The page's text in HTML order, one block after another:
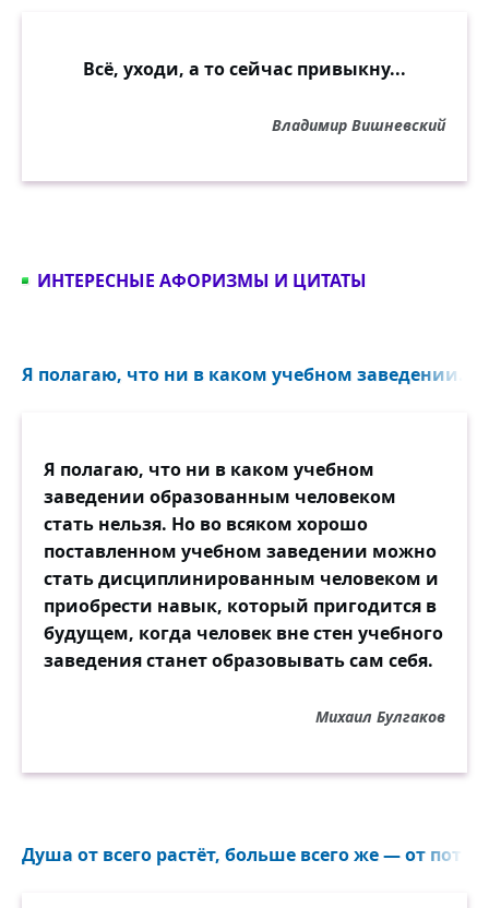
Всё, уходи, а то сейчас привыкну...
Владимир Вишневский
ИНТЕРЕСНЫЕ АФОРИЗМЫ И ЦИТАТЫ
Я полагаю, что ни в каком учебном заведении...
Я полагаю, что ни в каком учебном
заведении образованным человеком
стать нельзя. Но во всяком хорошо
поставленном учебном заведении можно
стать дисциплинированным человеком и
приобрести навык, который пригодится в
будущем, когда человек вне стен учебного
заведения станет образовывать сам себя.
Михаил Булгаков
Душа от всего растёт, больше всего же — от